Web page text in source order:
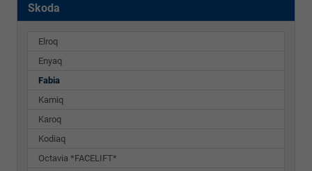
Skoda
Elroq
Enyaq
Fabia
Kamiq
Karoq
Kodiaq
Octavia *FACELIFT*